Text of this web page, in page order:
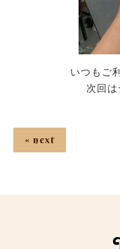
いつもご
次回
« next